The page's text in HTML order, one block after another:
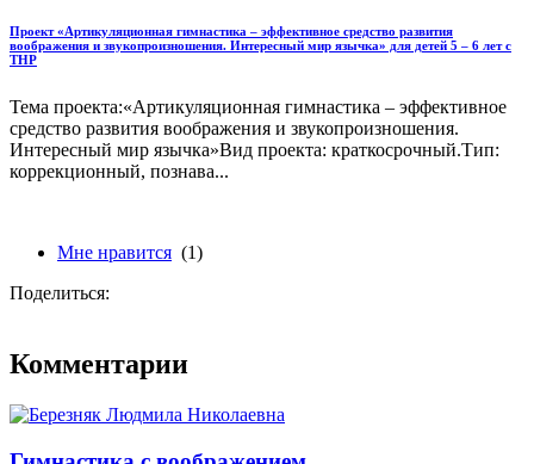
Проект «Артикуляционная гимнастика – эффективное средство развития
воображения и звукопроизношения. Интересный мир язычка» для детей 5 – 6 лет с
ТНР
Тема проекта:«Артикуляционная гимнастика – эффективное
средство развития воображения и звукопроизношения.
Интересный мир язычка»Вид проекта: краткосрочный.Тип:
коррекционный, познава...
Мне нравится (1)
Поделиться:
Комментарии